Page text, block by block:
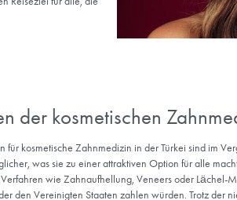
Eine ästhetische
Zahngesundheit bei. Die
Sie unterstützt und
Sie bietet langfristige
Sie verleiht Ihnen ein
Verbessert Ihre